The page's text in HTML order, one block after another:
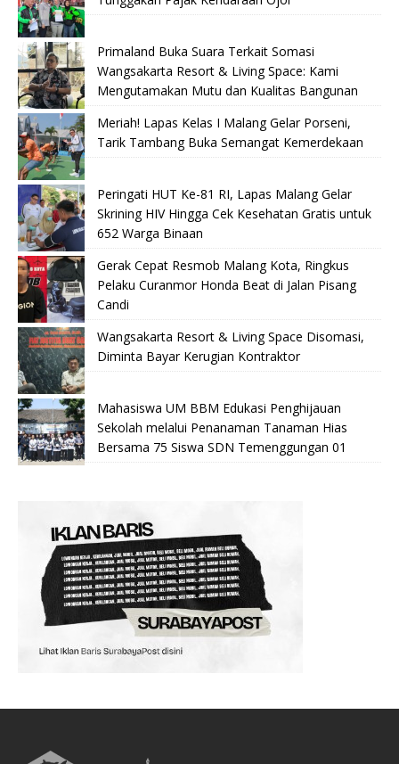
Primaland Buka Suara Terkait Somasi
Wangsakarta Resort & Living Space: Kami
Mengutamakan Mutu dan Kualitas Bangunan
Meriah! Lapas Kelas I Malang Gelar Porseni,
Tarik Tambang Buka Semangat Kemerdekaan
Peringati HUT Ke-81 RI, Lapas Malang Gelar
Skrining HIV Hingga Cek Kesehatan Gratis untuk
652 Warga Binaan
Gerak Cepat Resmob Malang Kota, Ringkus
Pelaku Curanmor Honda Beat di Jalan Pisang
Candi
Wangsakarta Resort & Living Space Disomasi,
Diminta Bayar Kerugian Kontraktor
Mahasiswa UM BBM Edukasi Penghijauan
Sekolah melalui Penanaman Tanaman Hias
Bersama 75 Siswa SDN Temenggungan 01